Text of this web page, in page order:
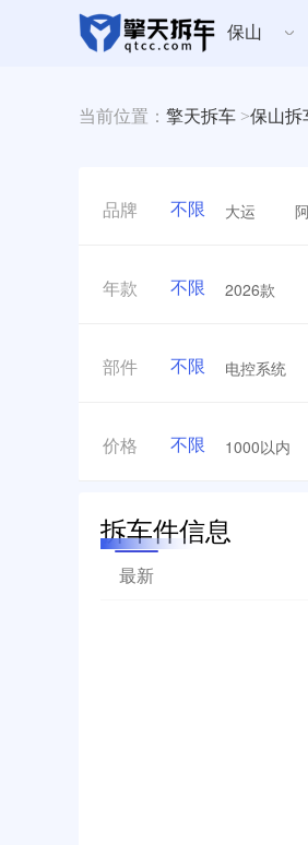
保山
当前位置： 擎天拆车 >保山拆
品牌 不限 大运
年款 不限 2026款
部件 不限 电控系统
价格 不限 1000以内
拆车件信息
最新